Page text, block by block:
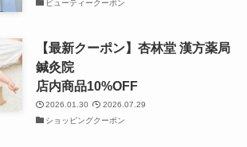
ビューティークーポン
【最新クーポン】杏林堂 漢方薬局
鍼灸院
店内商品10%OFF
2026.01.30
2026.07.29
ショッピングクーポン